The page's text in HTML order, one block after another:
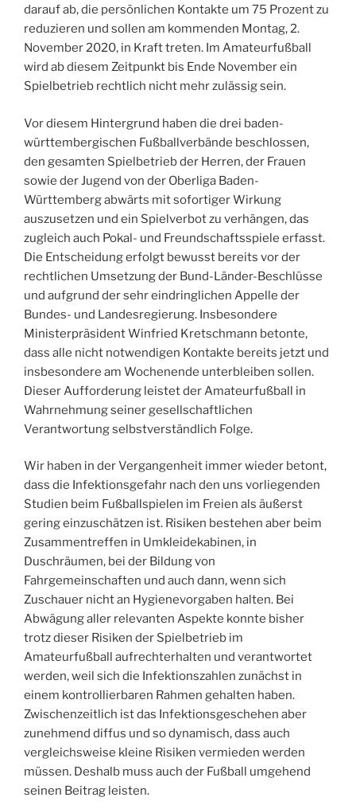
darauf ab, die persönlichen Kontakte um 75 Prozent zu
reduzieren und sollen am kommenden Montag, 2.
November 2020, in Kraft treten. Im Amateurfußball
wird ab diesem Zeitpunkt bis Ende November ein
Spielbetrieb rechtlich nicht mehr zulässig sein.
Vor diesem Hintergrund haben die drei baden-
württembergischen Fußballverbände beschlossen,
den gesamten Spielbetrieb der Herren, der Frauen
sowie der Jugend von der Oberliga Baden-
Württemberg abwärts mit sofortiger Wirkung
auszusetzen und ein Spielverbot zu verhängen, das
zugleich auch Pokal- und Freundschaftsspiele erfasst.
Die Entscheidung erfolgt bewusst bereits vor der
rechtlichen Umsetzung der Bund-Länder-Beschlüsse
und aufgrund der sehr eindringlichen Appelle der
Bundes- und Landesregierung. Insbesondere
Ministerpräsident Winfried Kretschmann betonte,
dass alle nicht notwendigen Kontakte bereits jetzt und
insbesondere am Wochenende unterbleiben sollen.
Dieser Aufforderung leistet der Amateurfußball in
Wahrnehmung seiner gesellschaftlichen
Verantwortung selbstverständlich Folge.
Wir haben in der Vergangenheit immer wieder betont,
dass die Infektionsgefahr nach den uns vorliegenden
Studien beim Fußballspielen im Freien als äußerst
gering einzuschätzen ist. Risiken bestehen aber beim
Zusammentreffen in Umkleidekabinen, in
Duschräumen, bei der Bildung von
Fahrgemeinschaften und auch dann, wenn sich
Zuschauer nicht an Hygienevorgaben halten. Bei
Abwägung aller relevanten Aspekte konnte bisher
trotz dieser Risiken der Spielbetrieb im
Amateurfußball aufrechterhalten und verantwortet
werden, weil sich die Infektionszahlen zunächst in
einem kontrollierbaren Rahmen gehalten haben.
Zwischenzeitlich ist das Infektionsgeschehen aber
zunehmend diffus und so dynamisch, dass auch
vergleichsweise kleine Risiken vermieden werden
müssen. Deshalb muss auch der Fußball umgehend
seinen Beitrag leisten.